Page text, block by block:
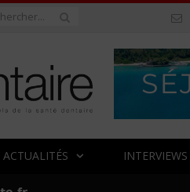
ACTUALITÉS INTERVIEWS